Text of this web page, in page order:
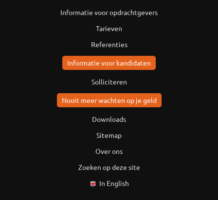
Informatie voor opdrachtgevers
Tarieven
Referenties
Informatie voor kandidaten
Solliciteren
Nooit meer wachten op je geld
Downloads
Sitemap
Over ons
Zoeken op deze site
In English